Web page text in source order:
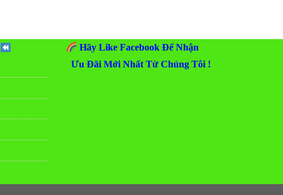
Hãy Like Facebook Để Nhận
Ưu Đãi Mới Nhất Từ Chúng Tôi !